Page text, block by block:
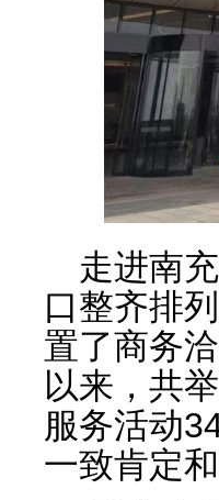
走进南
口整齐排
置了商务
以来，共
服务活动
一致肯定和